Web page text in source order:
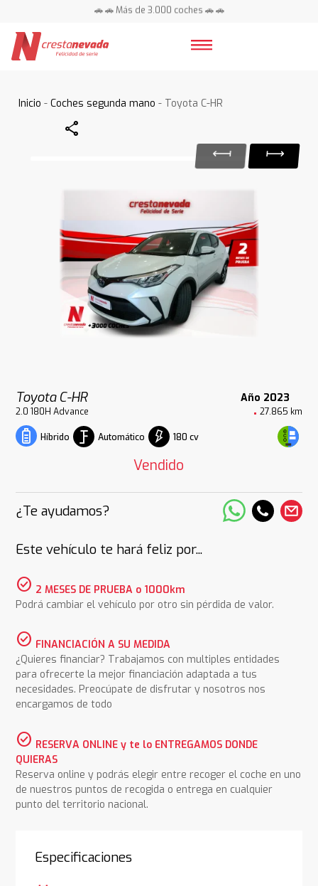
🚗 🚗 Más de 3.000 coches 🚗 🚗
Inicio -Coches segunda mano - Toyota C-HR
Share
Toyota C-HR Año 2023
2.0 180H Advance 27.865 km
Híbrido Automático 180 cv
Vendido
¿Te ayudamos?
Este vehículo te hará feliz por...
check_circle 2 MESES DE PRUEBA o 1000km
Podrá cambiar el vehículo por otro sin pérdida de valor.
check_circle FINANCIACIÓN A SU MEDIDA
¿Quieres financiar? Trabajamos con multiples entidades
para ofrecerte la mejor financiación adaptada a tus
necesidades. Preocúpate de disfrutar y nosotros nos
encargamos de todo
check_circle RESERVA ONLINE y te lo ENTREGAMOS DONDE
QUIERAS
Reserva online y podrás elegir entre recoger el coche en uno
de nuestros puntos de recogida o entrega en cualquier
punto del territorio nacional.
Especificaciones